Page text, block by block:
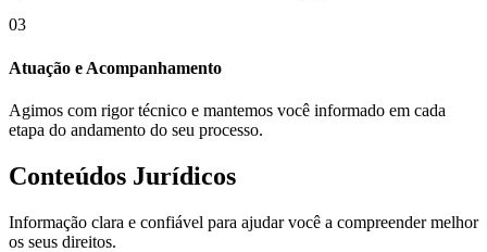
03
Atuação e Acompanhamento
Agimos com rigor técnico e mantemos você informado em cada
etapa do andamento do seu processo.
Conteúdos Jurídicos
Informação clara e confiável para ajudar você a compreender melhor
os seus direitos.